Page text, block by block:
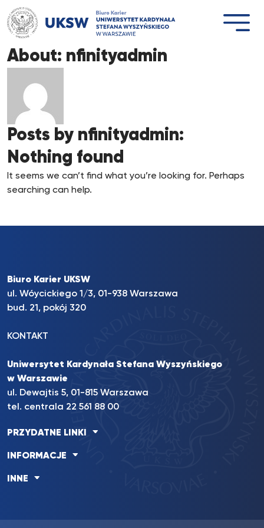
Przejdź
do
treści
About: nfinityadmin
Posts by nfinityadmin:
Nothing found
It seems we can’t find what you’re looking for. Perhaps
searching can help.
Biuro Karier UKSW
ul. Wóycickiego 1/3, 01-938 Warszawa
bud. 21, pokój 320
KONTAKT
Uniwersytet Kardynała Stefana Wyszyńskiego
w Warszawie
ul. Dewajtis 5, 01-815 Warszawa
tel. centrala 22 561 88 00
PRZYDATNE LINKI
INFORMACJE
INNE